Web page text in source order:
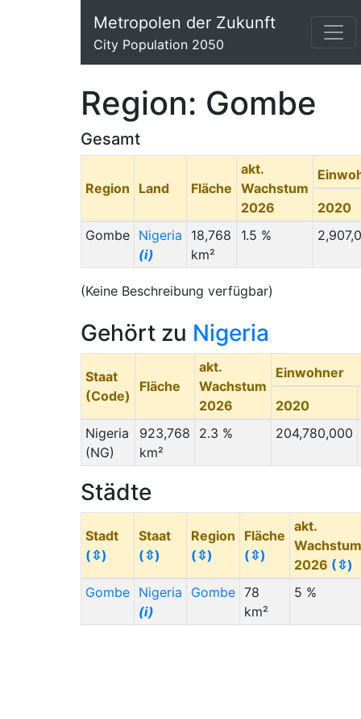
Metropolen der Zukunft
City Population 2050
Region: Gombe
Gesamt
Region Land Fläche
akt.
Wachstum
2026
2020
Gombe
Nigeria
(i)
18,768
km²
1.5 %
(Keine Beschreibung verfügbar)
Gehört zu Nigeria
Staat
(Code)
Fläche
akt.
Wachstum
2026
Einwohner
2020
Nigeria
(NG)
923,768
km²
2.3 % 204,780,000
Städte
Stadt
(⇳)
Staat
(⇳)
Region
(⇳)
Fläche
(⇳)
akt.
Wachstum
2026 (⇳)
Gombe
Nigeria
(i)
Gombe 78
km²
5 %